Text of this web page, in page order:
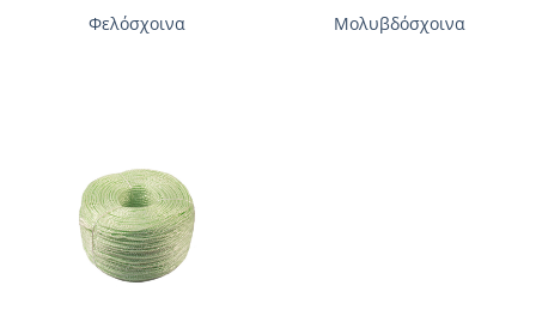
Φελόσχοινα Μολυβδόσχοινα